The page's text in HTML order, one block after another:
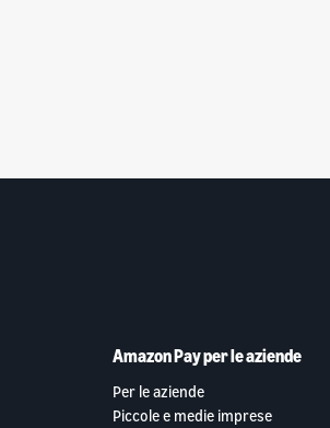
Amazon Pay per le aziende
Per le aziende
Piccole e medie imprese